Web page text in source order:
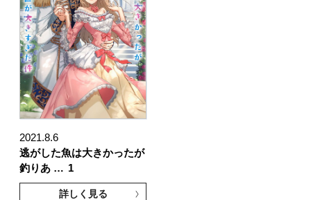
2021.8.6
逃がした魚は大きかったが
釣りあ … 1
詳しく見る